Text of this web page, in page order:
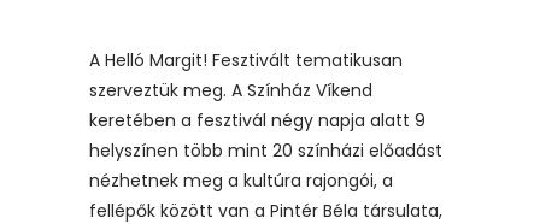
A Helló Margit! Fesztivált tematikusan
szerveztük meg. A Színház Víkend
keretében a fesztivál négy napja alatt 9
helyszínen több mint 20 színházi előadást
nézhetnek meg a kultúra rajongói, a
fellépők között van a Pintér Béla társulata,